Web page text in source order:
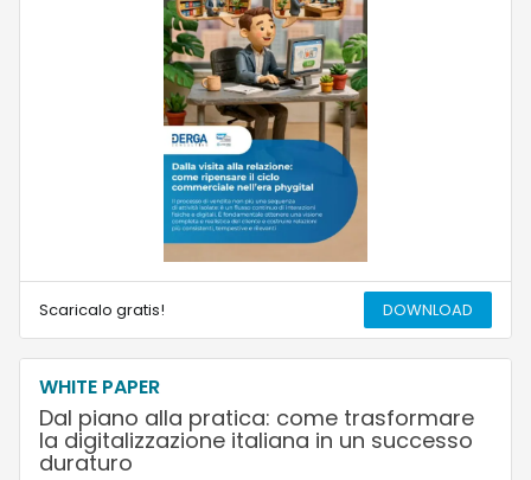
Scaricalo gratis! DOWNLOAD
WHITE PAPER
Dal piano alla pratica: come trasformare
la digitalizzazione italiana in un successo
duraturo